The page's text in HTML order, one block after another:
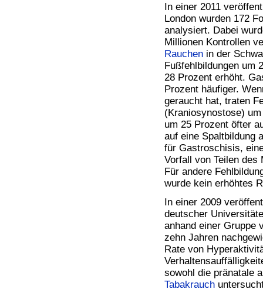
In einer 2011
London wurden 172
analysiert. Dabei
Millionen Kontrollen
Rauchen in der
Fußfehlbildungen um
28 Prozent erhöht.
Prozent häufiger.
geraucht hat, traten
(Kraniosynostose)
um 25 Prozent öfter
auf eine Spaltbildung
für Gastroschisis,
Vorfall von Teilen
Für andere
wurde kein erhöhtes
In einer 2009
deutscher
anhand einer Gruppe
zehn Jahren
Rate von
sowohl die pränatale
Tabakrauch